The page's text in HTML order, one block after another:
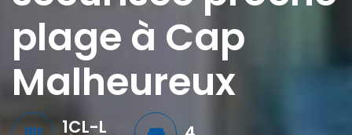
plage à Cap
Malheureux
1CL-L